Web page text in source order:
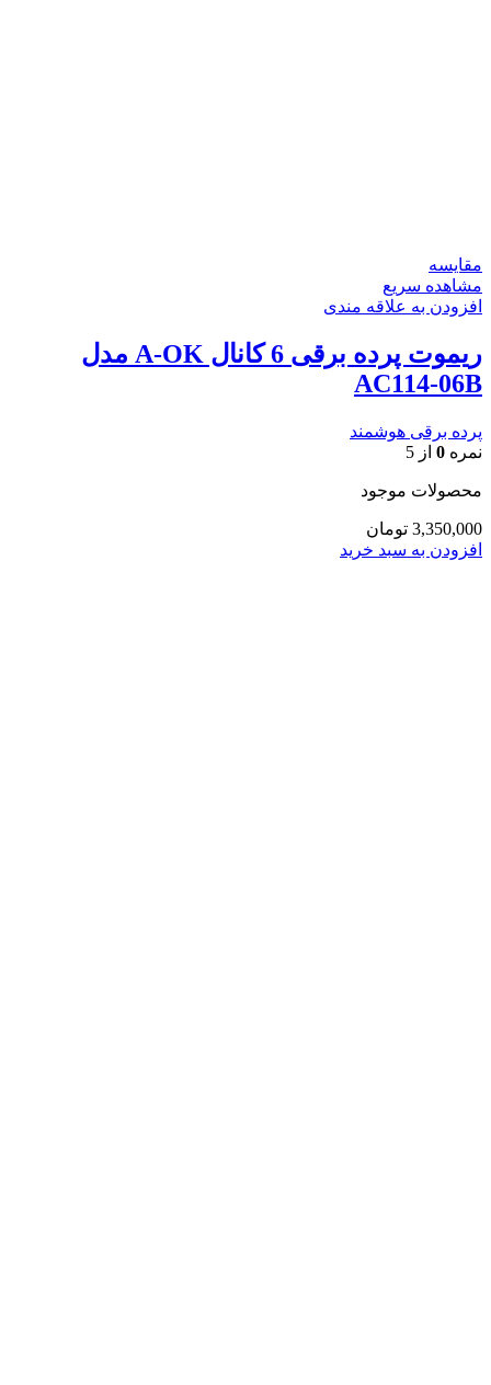
مقایسه
مشاهده سریع
افزودن به علاقه مندی
ریموت پرده برقی 6 کانال A-OK مدل
AC114-06B
پرده برقی هوشمند
نمره 0 از 5
محصولات موجود
3,350,000 تومان
افزودن به سبد خرید